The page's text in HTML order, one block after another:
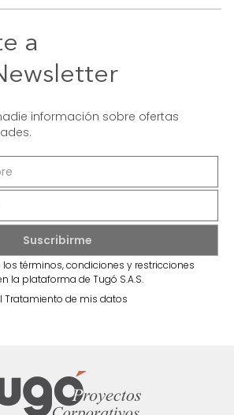
a
información sobre ofertas
los términos, condiciones y restricciones
la plataforma de Tugó S.A.S.
Tratamiento de mis datos